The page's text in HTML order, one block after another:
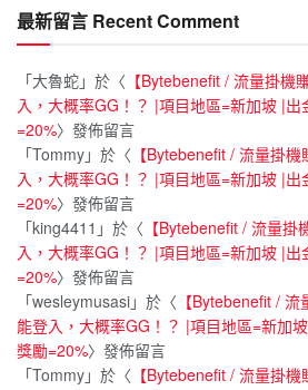
最新留言 Recent Comment
「大魯蛇」於〈 【Bytebenefit / 流量掛機
入，大概率GG！？ |項目地區=新加坡 |
=20%〉發佈留言
「Tommy」於〈 【Bytebenefit / 流量掛
入，大概率GG！？ |項目地區=新加坡 |
=20%〉發佈留言
「king4411 」於〈 【Bytebenefit / 流量
入，大概率GG！？ |項目地區=新加坡 |
=20%〉發佈留言
「wesleymusasi」於〈 【Bytebenefit /
能登入，大概率GG！？ |項目地區=新加
獎勵=20%〉發佈留言
「Tommy」於〈 【Bytebenefit / 流量掛